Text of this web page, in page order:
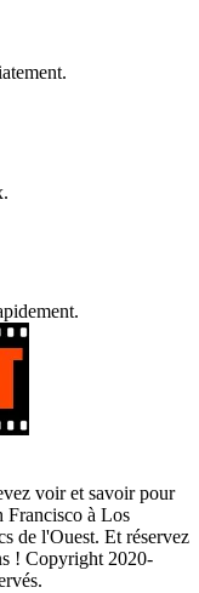
voir et savoir pour
Francisco à Los
de l'Ouest. Et réservez
! Copyright 2020-